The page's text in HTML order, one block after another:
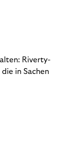
Riverty-
in Sachen